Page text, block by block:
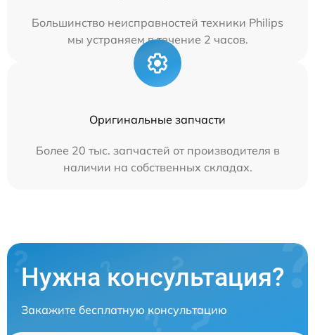
Большинство неисправностей техники Philips
мы устраняем в течение 2 часов.
Оригинальные запчасти
Более 20 тыс. запчастей от производителя в
наличии на собственных складах.
Нужна консультация?
Закажите бесплатную консультацию